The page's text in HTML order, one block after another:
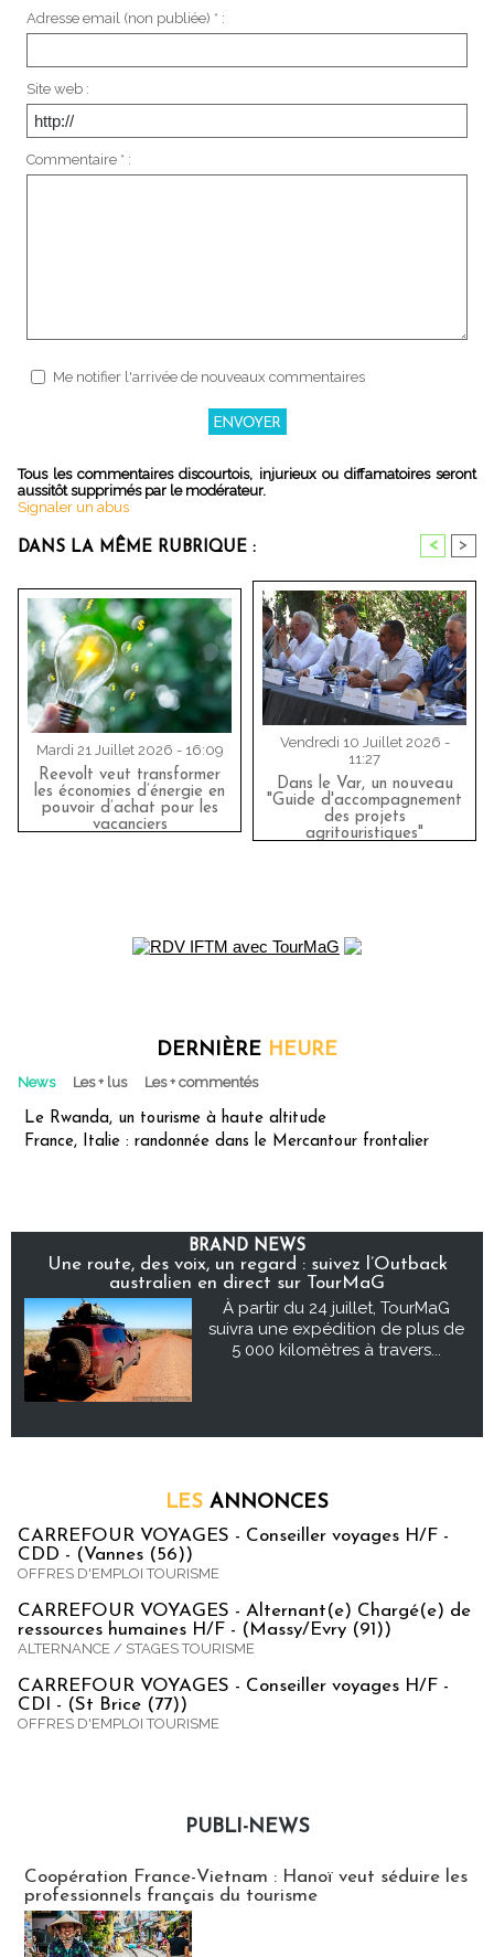
Adresse email (non publiée) * :
Site web :
Commentaire * :
Me notifier l'arrivée de nouveaux commentaires
Tous les commentaires discourtois, injurieux ou diffamatoires seront
aussitôt supprimés par le modérateur.
Signaler un abus
DANS LA MÊME RUBRIQUE : < >
Mardi 21 Juillet 2026 - 16:09
Reevolt veut transformer
les économies d’énergie en
pouvoir d’achat pour les
vacanciers
Vendredi 10 Juillet 2026 -
11:27
Dans le Var, un nouveau
"Guide d'accompagnement
des projets
agritouristiques"
DERNIÈRE HEURE
News Les + lus Les + commentés
Le Rwanda, un tourisme à haute altitude
France, Italie : randonnée dans le Mercantour frontalier
BRAND NEWS
Une route, des voix, un regard : suivez l’Outback
australien en direct sur TourMaG
À partir du 24 juillet, TourMaG
suivra une expédition de plus de
5 000 kilomètres à travers...
LES ANNONCES
CARREFOUR VOYAGES - Conseiller voyages H/F -
CDD - (Vannes (56))
OFFRES D'EMPLOI TOURISME
CARREFOUR VOYAGES - Alternant(e) Chargé(e) de
ressources humaines H/F - (Massy/Evry (91))
ALTERNANCE / STAGES TOURISME
CARREFOUR VOYAGES - Conseiller voyages H/F -
CDI - (St Brice (77))
OFFRES D'EMPLOI TOURISME
PUBLI-NEWS
Coopération France-Vietnam : Hanoï veut séduire les
professionnels français du tourisme